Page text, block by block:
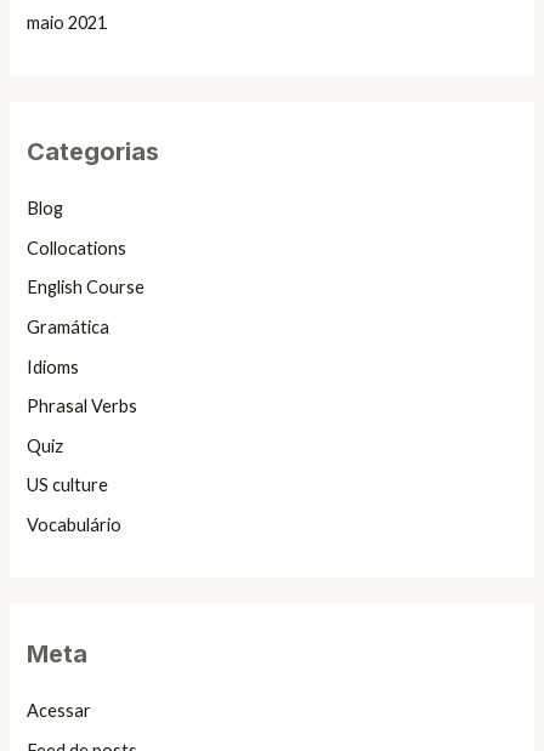
maio 2021
Categorias
Blog
Collocations
English Course
Gramática
Idioms
Phrasal Verbs
Quiz
US culture
Vocabulário
Meta
Acessar